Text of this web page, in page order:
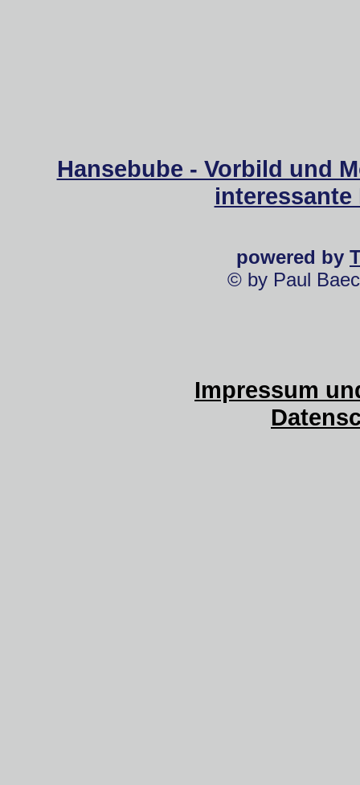
Hansebube - Vorbild und
powered by
© by Paul
Impressum